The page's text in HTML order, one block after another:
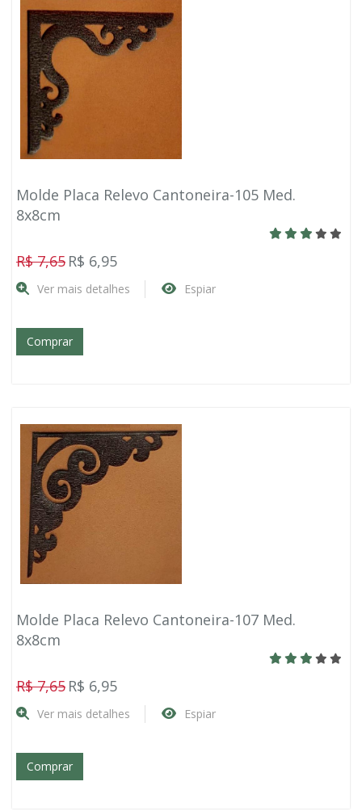
Molde Placa Relevo Cantoneira-105 Med.
8x8cm
R$ 7,65 R$ 6,95
Ver mais detalhes Espiar
Comprar
Molde Placa Relevo Cantoneira-107 Med.
8x8cm
R$ 7,65 R$ 6,95
Ver mais detalhes Espiar
Comprar